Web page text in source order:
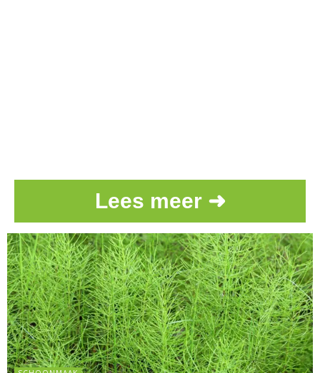
Lees meer ➜